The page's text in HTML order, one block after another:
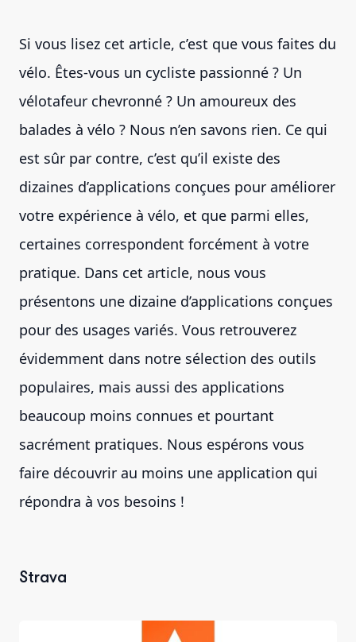
Si vous lisez cet article, c’est que vous faites du
vélo. Êtes-vous un cycliste passionné ? Un
vélotafeur chevronné ? Un amoureux des
balades à vélo ? Nous n’en savons rien. Ce qui
est sûr par contre, c’est qu’il existe des
dizaines d’applications conçues pour améliorer
votre expérience à vélo, et que parmi elles,
certaines correspondent forcément à votre
pratique. Dans cet article, nous vous
présentons une dizaine d’applications conçues
pour des usages variés. Vous retrouverez
évidemment dans notre sélection des outils
populaires, mais aussi des applications
beaucoup moins connues et pourtant
sacrément pratiques. Nous espérons vous
faire découvrir au moins une application qui
répondra à vos besoins !
Strava